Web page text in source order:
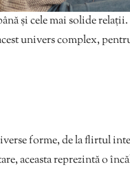
și cele mai solide
univers complex,
forme, de la flirtul
aceasta reprezintă o